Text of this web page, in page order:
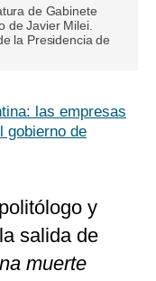
de Gabinete
de Javier Milei.
la Presidencia de
las empresas
gobierno de
y
salida de
muerte